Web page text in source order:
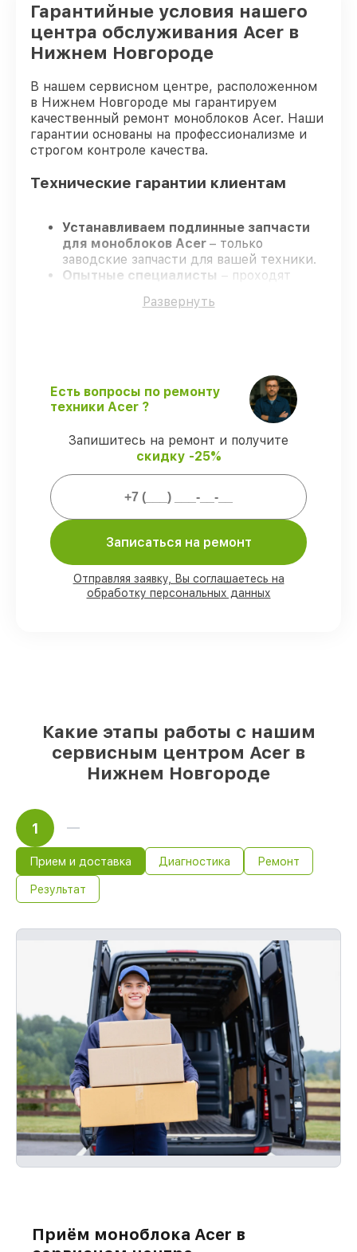
Гарантийные условия нашего
центра обслуживания Acer в
Нижнем Новгороде
В нашем сервисном центре, расположенном
в Нижнем Новгороде мы гарантируем
качественный ремонт моноблоков Acer. Наши
гарантии основаны на профессионализме и
строгом контроле качества.
Технические гарантии клиентам
Устанавливаем подлинные запчасти
для моноблоков Acer – только
заводские запчасти для вашей техники.
Опытные специалисты – проходят
гарантированно долговечный результат.
виды работ и комплектующие для
моноблоков Acer предоставляется
Мы гарантируем:
возможностью присутствия владельца
комплектующих Acer имеются в
остальные доступны для срочного заказа
Подлинные запчасти Acer и
Развернуть
Есть вопросы по ремонту
техники Acer ?
Запишитесь на ремонт и получите
скидку -25%
Записаться на ремонт
Отправляя заявку, Вы соглашаетесь на
обработку персональных данных
Какие этапы работы с нашим
сервисным центром Acer в
Нижнем Новгороде
1
Прием и доставка Диагностика Ремонт
Результат
Приём моноблока Acer в